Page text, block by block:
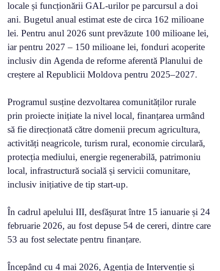
locale și funcționării GAL-urilor pe parcursul a doi
ani. Bugetul anual estimat este de circa 162 milioane
lei. Pentru anul 2026 sunt prevăzute 100 milioane lei,
iar pentru 2027 – 150 milioane lei, fonduri acoperite
inclusiv din Agenda de reforme aferentă Planului de
creștere al Republicii Moldova pentru 2025–2027.
Programul susține dezvoltarea comunităților rurale
prin proiecte inițiate la nivel local, finanțarea urmând
să fie direcționată către domenii precum agricultura,
activități neagricole, turism rural, economie circulară,
protecția mediului, energie regenerabilă, patrimoniu
local, infrastructură socială și servicii comunitare,
inclusiv inițiative de tip start-up.
În cadrul apelului III, desfășurat între 15 ianuarie și 24
februarie 2026, au fost depuse 54 de cereri, dintre care
53 au fost selectate pentru finanțare.
Începând cu 4 mai 2026, Agenția de Intervenție și